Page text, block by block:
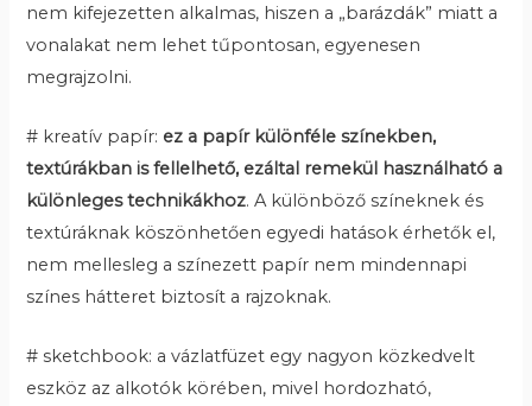
nem kifejezetten alkalmas, hiszen a „barázdák” miatt a
vonalakat nem lehet tűpontosan, egyenesen
megrajzolni.
# kreatív papír: ez a papír különféle színekben,
textúrákban is fellelhető, ezáltal remekül használható a
különleges technikákhoz. A különböző színeknek és
textúráknak köszönhetően egyedi hatások érhetők el,
nem mellesleg a színezett papír nem mindennapi
színes hátteret biztosít a rajzoknak.
# sketchbook: a vázlatfüzet egy nagyon közkedvelt
eszköz az alkotók körében, mivel hordozható,